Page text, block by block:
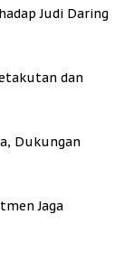
Judi Daring
dan
Dukungan
Jaga